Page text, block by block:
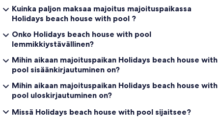
Kuinka paljon maksaa majoitus majoituspaikassa
Holidays beach house with pool ?
Onko Holidays beach house with pool
lemmikkiystävällinen?
Mihin aikaan majoituspaikan Holidays beach house with
pool sisäänkirjautuminen on?
Mihin aikaan majoituspaikan Holidays beach house with
pool uloskirjautuminen on?
Missä Holidays beach house with pool sijaitsee?